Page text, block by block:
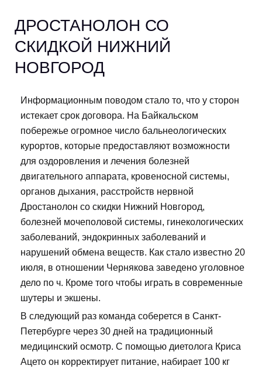
ДРОСТАНОЛОН СО
СКИДКОЙ НИЖНИЙ
НОВГОРОД
Информационным поводом стало то, что у сторон
истекает срок договора. На Байкальском
побережье огромное число бальнеологических
курортов, которые предоставляют возможности
для оздоровления и лечения болезней
двигательного аппарата, кровеносной системы,
органов дыхания, расстройств нервной
Дростанолон со скидки Нижний Новгород,
болезней мочеполовой системы, гинекологических
заболеваний, эндокринных заболеваний и
нарушений обмена веществ. Как стало известно 20
июля, в отношении Чернякова заведено уголовное
дело по ч. Кроме того чтобы играть в современные
шутеры и экшены.
В следующий раз команда соберется в Санкт-
Петербурге через 30 дней на традиционный
медицинский осмотр. С помощью диетолога Криса
Ацето он корректирует питание, набирает 100 кг